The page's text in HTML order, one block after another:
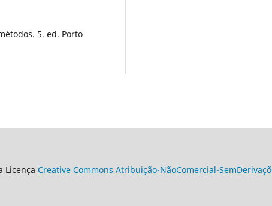
5. ed. Porto
Licença Creative Commons Atribuição-NãoComercial-